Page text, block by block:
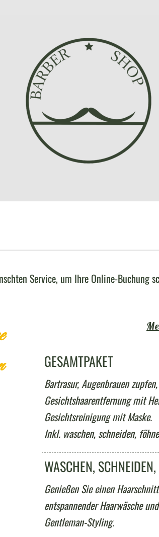
Service, um Ihre Online-Buchung
GESAMTPAKET
Bartrasur, Augenbrauen zupfen,
Gesichtshaarentfernung mit
Gesichtsreinigung mit Maske.
Inkl. waschen, schneiden,
WASCHEN,
Genießen Sie einen
entspannender Haarwäsche
Gentleman-Styling.